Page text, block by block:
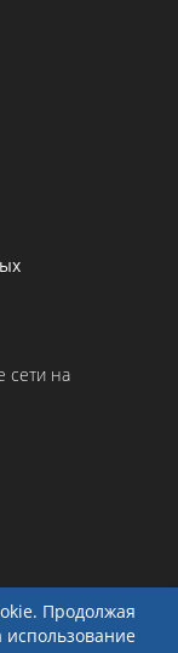
Продолжая
использование